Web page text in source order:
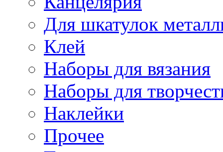
Для шкатулок
Клей
Наборы для вязания
Наборы для
Наклейки
Прочее